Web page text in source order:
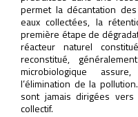
permet la décantation
eaux collectées, la
première étape de
réacteur naturel
reconstitué,
microbiologique
l’élimination de la
sont jamais dirigées vers
collectif.